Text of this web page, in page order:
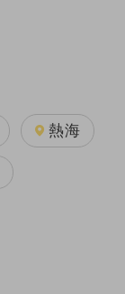
熱海